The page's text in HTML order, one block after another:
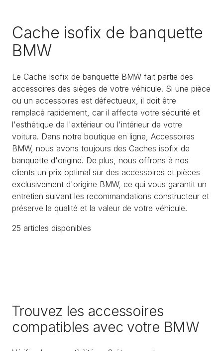
Cache isofix de banquette
BMW
Le Cache isofix de banquette BMW fait partie des
accessoires des sièges de votre véhicule. Si une pièce
ou un accessoires est défectueux, il doit être
remplacé rapidement, car il affecte votre sécurité et
l'esthétique de l'extérieur ou l'intérieur de votre
voiture. Dans notre boutique en ligne, Accessoires
BMW, nous avons toujours des Caches isofix de
banquette d'origine. De plus, nous offrons à nos
clients un prix optimal sur des accessoires et pièces
exclusivement d'origine BMW, ce qui vous garantit un
entretien suivant les recommandations constructeur et
préserve la qualité et la valeur de votre véhicule.
25 articles disponibles
Trouvez les accessoires
compatibles avec votre BMW